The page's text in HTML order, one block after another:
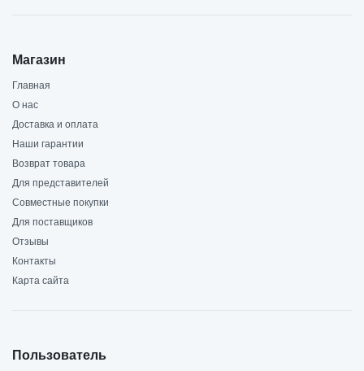
Магазин
Главная
О нас
Доставка и оплата
Наши гарантии
Возврат товара
Для представителей
Совместные покупки
Для поставщиков
Отзывы
Контакты
Карта сайта
Пользователь